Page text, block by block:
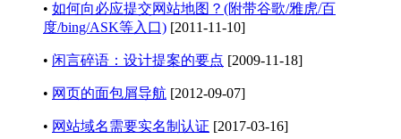
• 如何向必应提交网站地图？(附带谷歌/雅虎/百
度/bing/ASK等入口) [2011-11-10]
• 闲言碎语：设计提案的要点 [2009-11-18]
• 网页的面包屑导航 [2012-09-07]
• 网站域名需要实名制认证 [2017-03-16]